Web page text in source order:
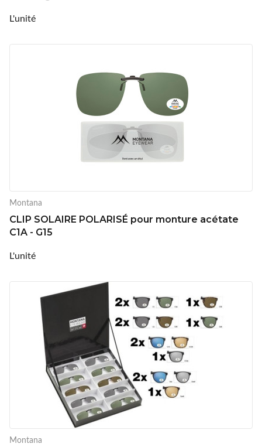
L'unité
Montana
CLIP SOLAIRE POLARISÉ pour monture acétate
C1A - G15
L'unité
Montana